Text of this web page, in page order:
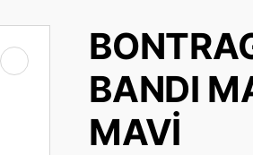
BANDI
MAVİ